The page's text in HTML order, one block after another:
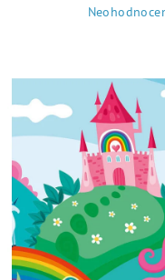
0,0
z
5
hvězdiček.